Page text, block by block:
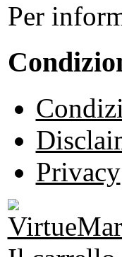
Per
Privacy